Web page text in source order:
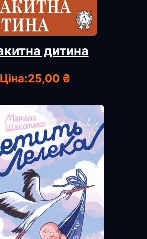
дитина
Ціна:25,00 ₴